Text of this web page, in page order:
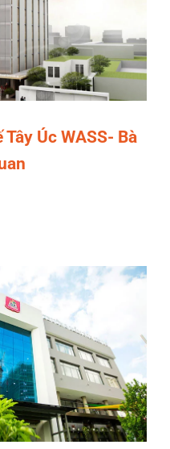
Úc WASS- Bà